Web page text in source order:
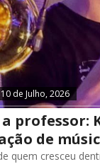
10 de Julho, 2026
professor:
de
quem cresceu